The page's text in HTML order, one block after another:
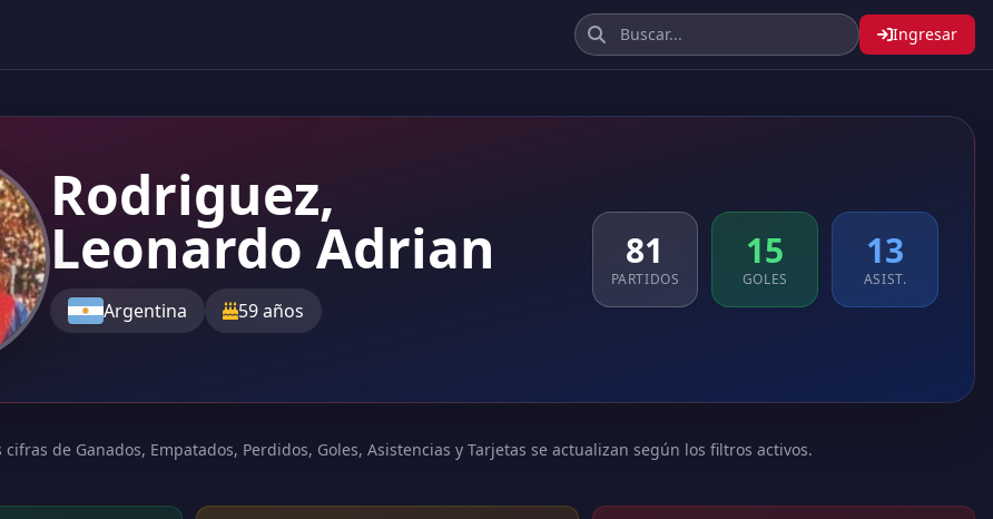
Ingresar
Rodriguez,
Leonardo Adrian
Argentina 59 años
81
PARTIDOS
15
GOLES
13
ASIST.
cifras de Ganados, Empatados, Perdidos, Goles, Asistencias y Tarjetas se actualizan según los filtros activos.